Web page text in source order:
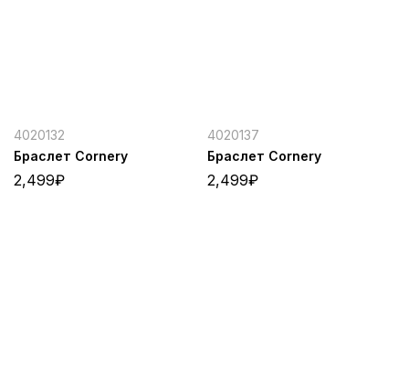
4020132
Браслет Cornery
2,499₽
4020137
Браслет Cornery
2,499₽